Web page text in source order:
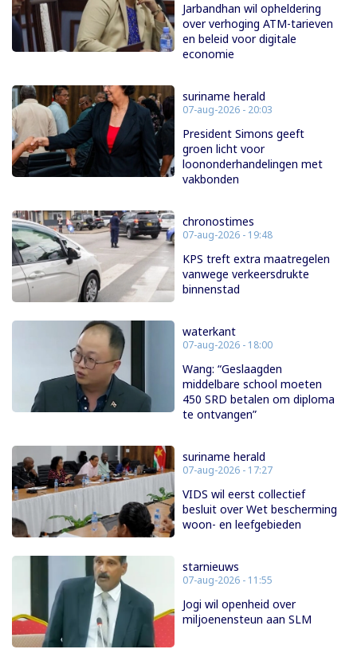
Jarbandhan wil opheldering
over verhoging ATM-tarieven
en beleid voor digitale
economie
suriname herald
07-aug-2026 - 20:03
President Simons geeft
groen licht voor
loononderhandelingen met
vakbonden
chronostimes
07-aug-2026 - 19:48
KPS treft extra maatregelen
vanwege verkeersdrukte
binnenstad
waterkant
07-aug-2026 - 18:00
Wang: “Geslaagden
middelbare school moeten
450 SRD betalen om diploma
te ontvangen”
suriname herald
07-aug-2026 - 17:27
VIDS wil eerst collectief
besluit over Wet bescherming
woon- en leefgebieden
starnieuws
07-aug-2026 - 11:55
Jogi wil openheid over
miljoenensteun aan SLM